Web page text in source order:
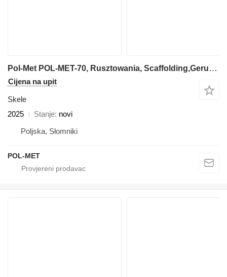
Pol-Met POL-MET-70, Rusztowania, Scaffolding,Geruste
Cijena na upit
Skele
2025
Stanje novi
Poljska, Słomniki
POL-MET